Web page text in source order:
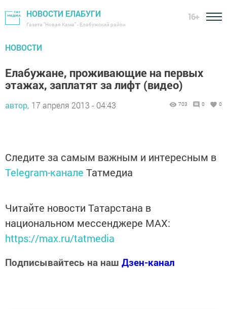
НОВОСТИ ЕЛАБУГИ
Газета "Новая Кама" - Елабужский район
16+
НОВОСТИ
Елабужане, проживающие на первых
этажах, заплатят за лифт (видео)
автор, 17 апреля 2013 - 04:43 703 0 0
Следите за самым важным и интересным в
Telegram-канале Татмедиа
Читайте новости Татарстана в
национальном мессенджере MАХ:
https://max.ru/tatmedia
Подписывайтесь на наш Дзен-канал